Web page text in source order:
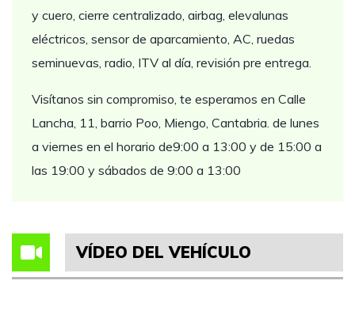
y cuero, cierre centralizado, airbag, elevalunas
eléctricos, sensor de aparcamiento, AC, ruedas
seminuevas, radio, ITV al día, revisión pre entrega.
Visítanos sin compromiso, te esperamos en Calle
Lancha, 11, barrio Poo, Miengo, Cantabria. de lunes
a viernes en el horario de9:00 a 13:00 y de 15:00 a
las 19:00 y sábados de 9:00 a 13:00
VÍDEO DEL VEHÍCULO